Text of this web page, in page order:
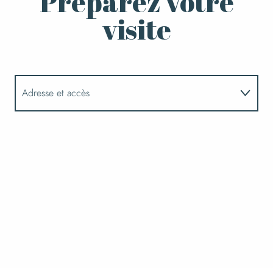
visite
Adresse et accès